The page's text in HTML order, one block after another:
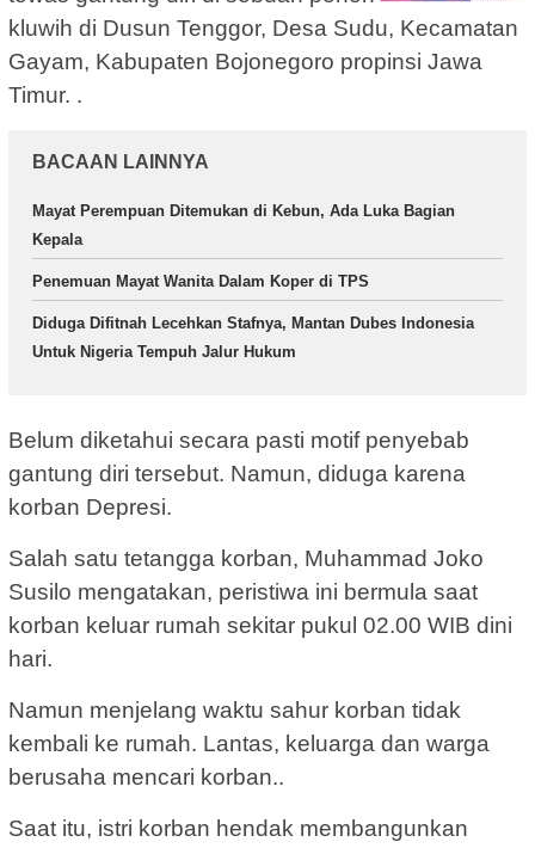
kluwih di Dusun Tenggor, Desa Sudu, Kecamatan
Gayam, Kabupaten Bojonegoro propinsi Jawa
Timur. .
BACAAN LAINNYA
Mayat Perempuan Ditemukan di Kebun, Ada Luka Bagian
Kepala
Penemuan Mayat Wanita Dalam Koper di TPS
Diduga Difitnah Lecehkan Stafnya, Mantan Dubes Indonesia
Untuk Nigeria Tempuh Jalur Hukum
Belum diketahui secara pasti motif penyebab
gantung diri tersebut. Namun, diduga karena
korban Depresi.
Salah satu tetangga korban, Muhammad Joko
Susilo mengatakan, peristiwa ini bermula saat
korban keluar rumah sekitar pukul 02.00 WIB dini
hari.
Namun menjelang waktu sahur korban tidak
kembali ke rumah. Lantas, keluarga dan warga
berusaha mencari korban..
Saat itu, istri korban hendak membangunkan